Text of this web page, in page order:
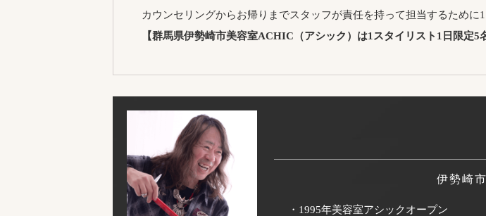
カウンセリングからお帰りまでスタッフが責任を持って担当するために
【群馬県伊勢崎市美容室ACHIC（アシック）は1スタイリスト1日限定5
伊勢崎
・1995年美容室アシックオープン